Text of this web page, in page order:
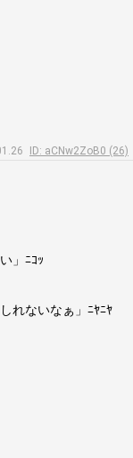
ID: aCNw2ZoB0 (26)
」ﾆｺｯ
れないなぁ」ﾆﾔﾆﾔ